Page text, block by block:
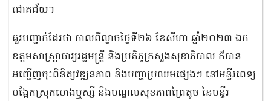
ជោគជ័យ​។
គួរបញ្ជាក់ដែរថា កាលពីល្ងាចថ្ងៃទី២៦ ខែសីហា ឆ្នាំ២០២៣ ឯក
ឧត្តមសាស្រ្តាចារ្យរដ្ឋមន្រ្តី និងប្រតិភូក្រសួងសុខាភិបាល ក៏បាន
អញ្ជើញចុះពិនិត្យវឌ្ឍនភាព និងបញ្ហាប្រឈមផ្សេងៗ នៅមន្ទីរពេទ្យ
បង្អែកស្រុកមោងឬស្សី និងមណ្ឌលសុខភាពព្រៃតូច នៃមន្ទីរ